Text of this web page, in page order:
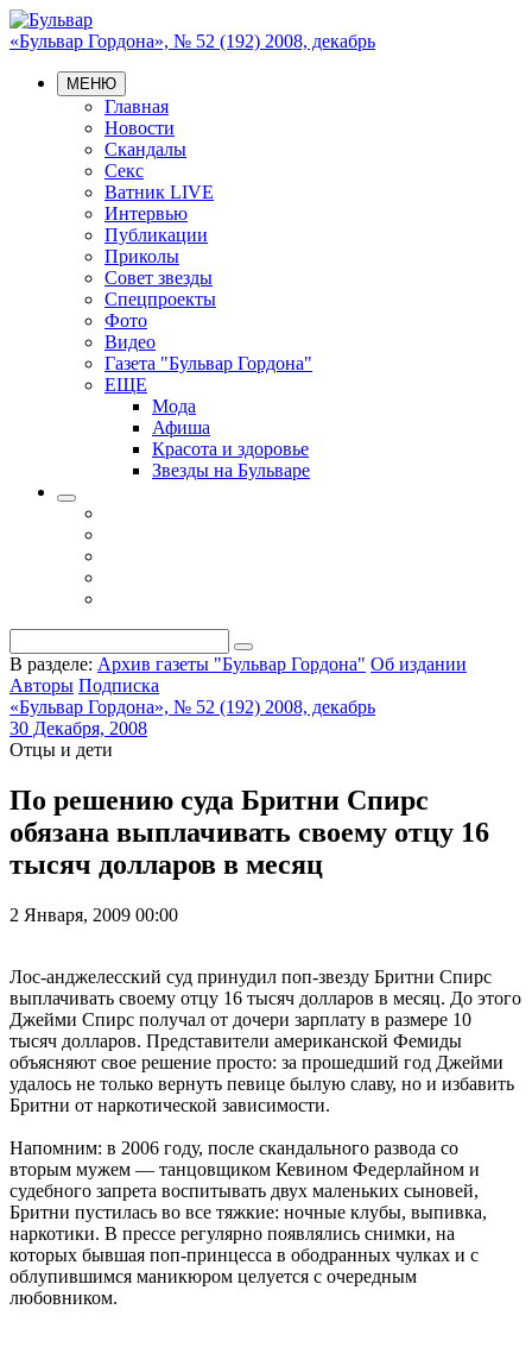
«Бульвар Гордона», № 52 (192) 2008, декабрь
МЕНЮ
Главная
Новости
Скандалы
Секс
Ватник LIVE
Интервью
Публикации
Приколы
Совет звезды
Спецпроекты
Фото
Видео
Газета "Бульвар Гордона"
ЕЩЕ
Мода
Афиша
Красота и здоровье
Звезды на Бульваре
В разделе: Архив газеты "Бульвар Гордона" Об издании
Авторы Подписка
«Бульвар Гордона», № 52 (192) 2008, декабрь
30 Декабря, 2008
Отцы и дети
По решению суда Бритни Спирс
обязана выплачивать своему отцу 16
тысяч долларов в месяц
2 Января, 2009 00:00
Лос-анджелесский суд принудил поп-звезду Бритни Спирс
выплачивать своему отцу 16 тысяч долларов в месяц. До этого
Джейми Спирс получал от дочери зарплату в размере 10
тысяч долларов. Представители американской Фемиды
объясняют свое решение просто: за прошедший год Джейми
удалось не только вернуть певице былую славу, но и избавить
Бритни от наркотической зависимости.
Напомним: в 2006 году, после скандального развода со
вторым мужем — танцовщиком Кевином Федерлайном и
судебного запрета воспитывать двух маленьких сыновей,
Бритни пустилась во все тяжкие: ночные клубы, выпивка,
наркотики. В прессе регулярно появлялись снимки, на
которых бывшая поп-принцесса в ободранных чулках и с
облупившимся маникюром целуется с очередным
любовником.